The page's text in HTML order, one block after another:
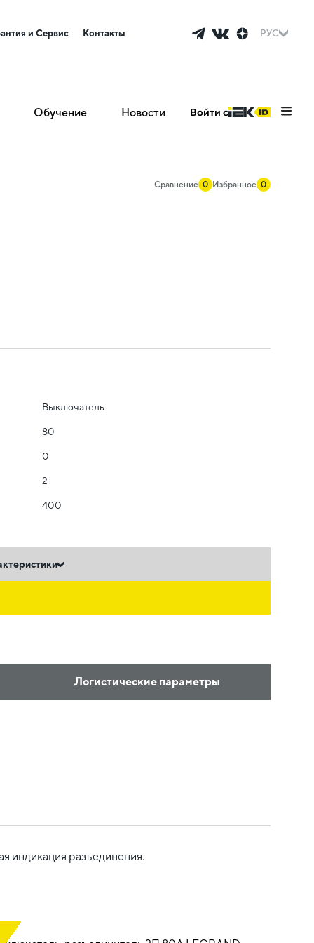
и Сервис Контакты РУС
Обучение Новости Войти с
Сравнение 0 Избранное 0
Выключатель
80
0
2
400
Логистические параметры
индикация разъединения.